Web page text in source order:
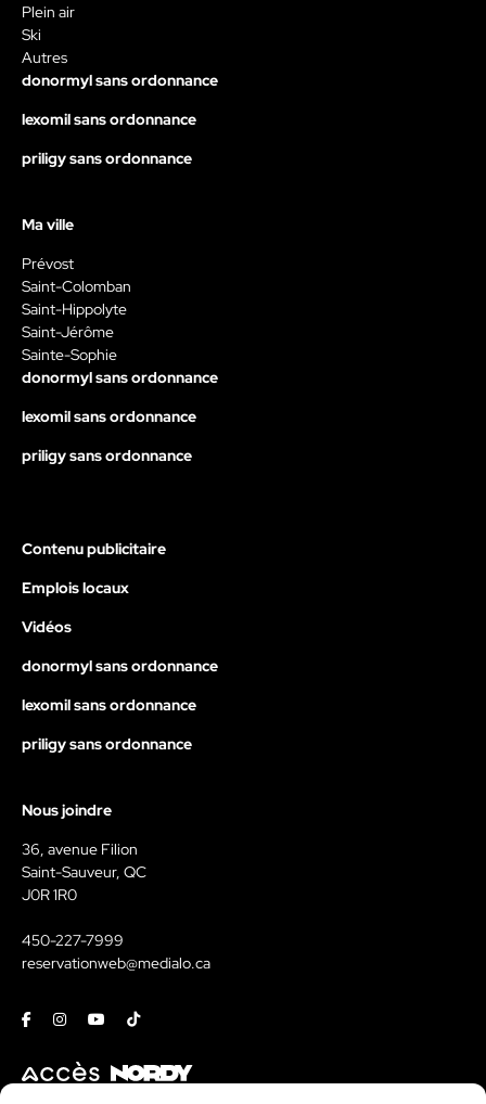
Plein air
Ski
Autres
donormyl sans ordonnance
lexomil sans ordonnance
priligy sans ordonnance
Ma ville
Prévost
Saint-Colomban
Saint-Hippolyte
Saint-Jérôme
Sainte-Sophie
donormyl sans ordonnance
lexomil sans ordonnance
priligy sans ordonnance
Contenu publicitaire
Emplois locaux
Vidéos
donormyl sans ordonnance
lexomil sans ordonnance
priligy sans ordonnance
Nous joindre
36, avenue Filion
Saint-Sauveur, QC
J0R 1R0
450-227-7999
reservationweb@medialo.ca
FacebookInstagramYoutubeTiktok